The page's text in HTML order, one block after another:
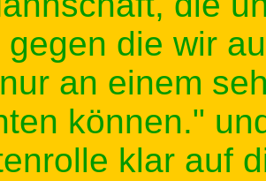
gegen die wir
an einem
können."
klar auf